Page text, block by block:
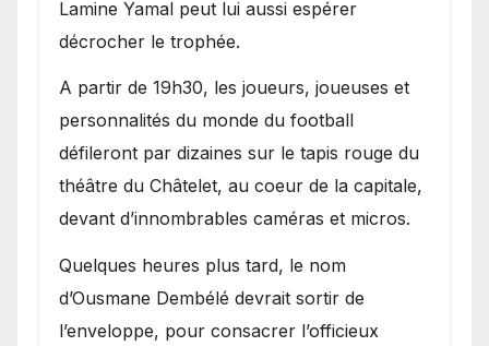
Lamine Yamal peut lui aussi espérer
décrocher le trophée.
A partir de 19h30, les joueurs, joueuses et
personnalités du monde du football
défileront par dizaines sur le tapis rouge du
théâtre du Châtelet, au coeur de la capitale,
devant d’innombrables caméras et micros.
Quelques heures plus tard, le nom
d’Ousmane Dembélé devrait sortir de
l’enveloppe, pour consacrer l’officieux